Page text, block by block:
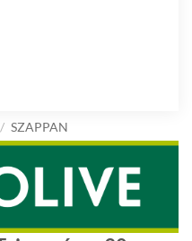
/ SZAPPAN